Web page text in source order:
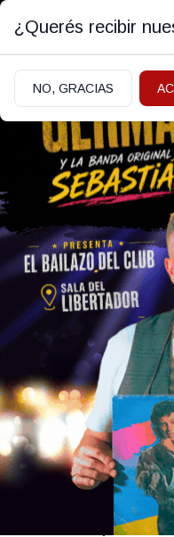
Policiales y Judiciales
28/05/2026
Presunta
jueza
la Justicia
remitió la
federal
La jueza
incompetente a
y ordenó
federal, que
¿Querés recibir
NO, GRACIAS